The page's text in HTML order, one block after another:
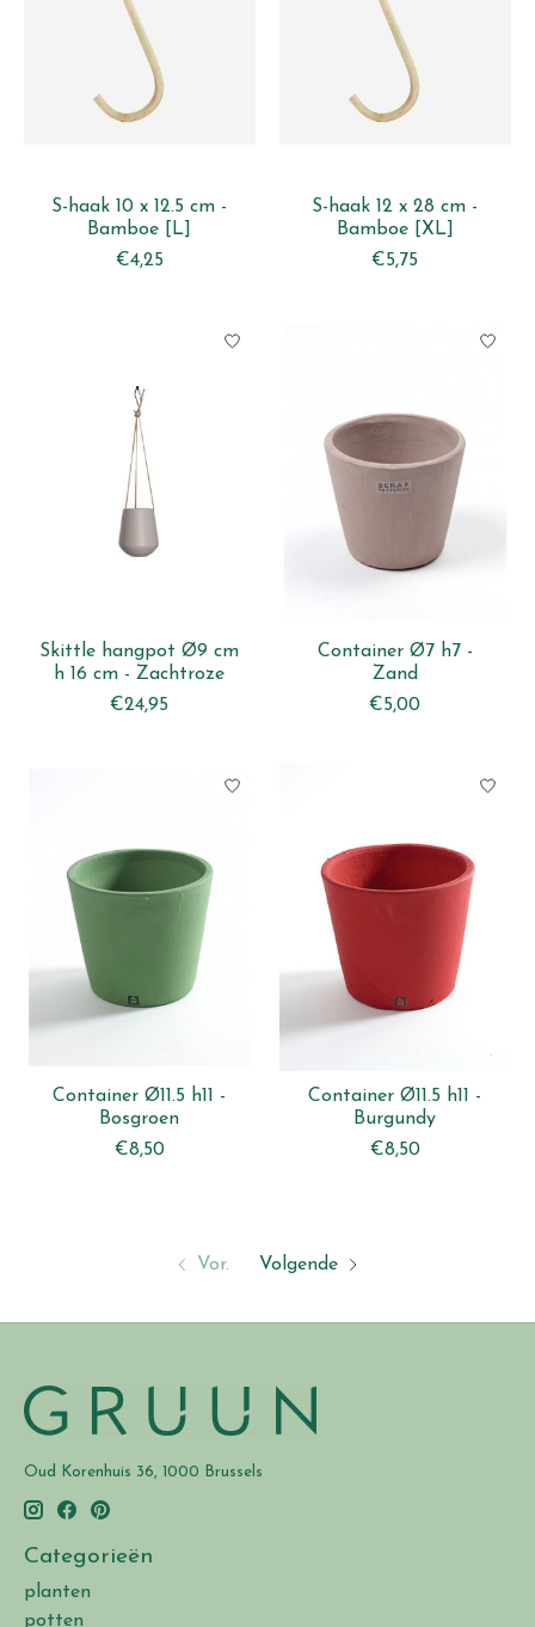
S-haak 10 x 12.5 cm -
Bamboe [L]
€4,25
S-haak 12 x 28 cm -
Bamboe [XL]
€5,75
Skittle hangpot Ø9 cm
h 16 cm - Zachtroze
€24,95
Container Ø7 h7 -
Zand
€5,00
Container Ø11.5 h11 -
Bosgroen
€8,50
Container Ø11.5 h11 -
Burgundy
€8,50
Vor. Volgende
Oud Korenhuis 36, 1000 Brussels
Categorieën
planten
potten